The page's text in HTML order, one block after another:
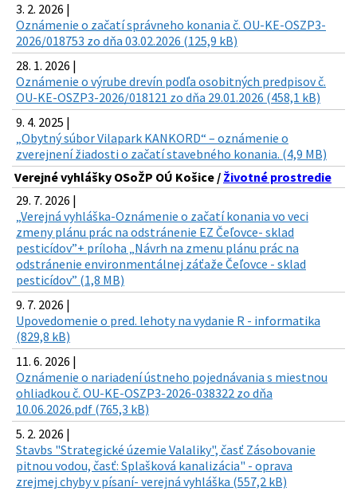
3. 2. 2026 |
Oznámenie o začatí správneho konania č. OU-KE-OSZP3-
2026/018753 zo dňa 03.02.2026 (125,9 kB)
28. 1. 2026 |
Oznámenie o výrube drevín podľa osobitných predpisov č.
OU-KE-OSZP3-2026/018121 zo dňa 29.01.2026 (458,1 kB)
9. 4. 2025 |
„Obytný súbor Vilapark KANKORD“ – oznámenie o
zverejnení žiadosti o začatí stavebného konania. (4,9 MB)
Verejné vyhlášky OSoŽP OÚ Košice / Životné prostredie
29. 7. 2026 |
„Verejná vyhláška-Oznámenie o začatí konania vo veci
zmeny plánu prác na odstránenie EZ Čeľovce- sklad
pesticídov”+ príloha „Návrh na zmenu plánu prác na
odstránenie environmentálnej záťaže Čeľovce - sklad
pesticídov” (1,8 MB)
9. 7. 2026 |
Upovedomenie o pred. lehoty na vydanie R - informatika
(829,8 kB)
11. 6. 2026 |
Oznámenie o nariadení ústneho pojednávania s miestnou
ohliadkou č. OU-KE-OSZP3-2026-038322 zo dňa
10.06.2026.pdf (765,3 kB)
5. 2. 2026 |
Stavbs "Strategické územie Valaliky", časť Zásobovanie
pitnou vodou, časť: Splašková kanalizácia" - oprava
zrejmej chyby v písaní- verejná vyhláška (557,2 kB)